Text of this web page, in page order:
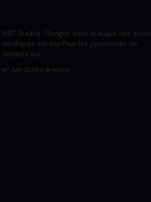
MSC Euribia : Plongez dans la magie des fjords
nordiques cet été Pour les passionnés de
voyages qui…
07 Juin 2026 4 de lecture